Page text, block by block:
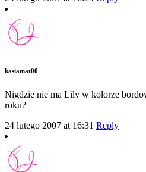
kasiamat00
Nigdzie nie ma Lily w kolorze
roku?
24 lutego 2007 at 16:31 Reply